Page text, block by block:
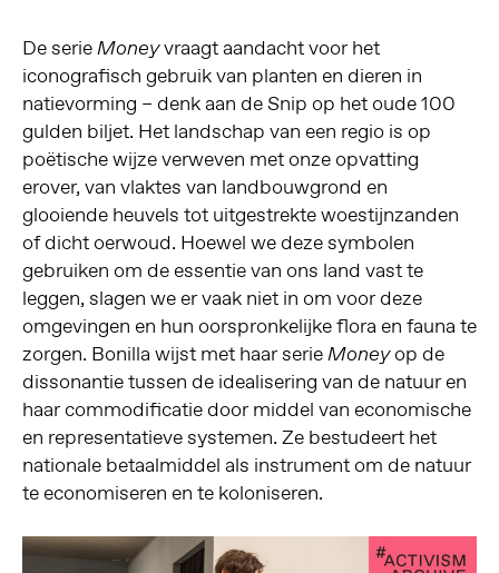
De serieMoneyvraagt aandacht voor het
iconografisch gebruik van planten en dieren in
natievorming – denk aan de Snip op het oude 100
gulden biljet. Het landschap van een regio is op
poëtische wijze verweven met onze opvatting
erover, van vlaktes van landbouwgrond en
glooiende heuvels tot uitgestrekte woestijnzanden
of dicht oerwoud. Hoewel we deze symbolen
gebruiken om de essentie van ons land vast te
leggen, slagen we er vaak niet in om voor deze
omgevingen en hun oorspronkelijke flora en fauna te
zorgen. Bonilla wijst met haar serieMoneyop de
dissonantie tussen de idealisering van de natuur en
haar commodificatie door middel van economische
en representatieve systemen. Ze bestudeert het
nationale betaalmiddel als instrument om de natuur
te economiseren en te koloniseren.